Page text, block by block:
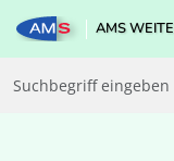
AMS